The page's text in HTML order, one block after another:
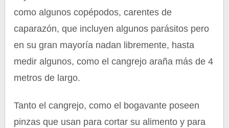
como algunos copépodos, carentes de
caparazón, que incluyen algunos parásitos pero
en su gran mayoría nadan libremente, hasta
medir algunos, como el cangrejo araña más de 4
metros de largo.
Tanto el cangrejo, como el bogavante poseen
pinzas que usan para cortar su alimento y para